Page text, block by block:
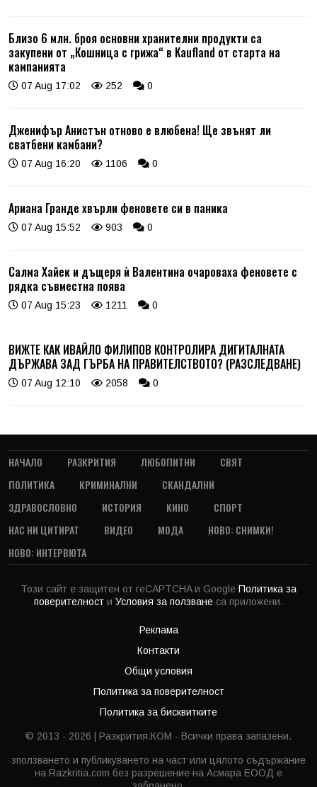
Близо 6 млн. броя основни хранителни продукти са
закупени от „Кошница с грижа“ в Kaufland от старта на
кампанията
07 Aug 17:02 252 0
Дженифър Анистън отново е влюбена! Ще звънят ли
сватбени камбани?
07 Aug 16:20 1106 0
Ариана Гранде хвърли феновете си в паника
07 Aug 15:52 903 0
Салма Хайек и дъщеря ѝ Валентина очароваха феновете с
рядка съвместна поява
07 Aug 15:23 1211 0
ВИЖТЕ КАК ИВАЙЛО ФИЛИПОВ КОНТРОЛИРА ДИГИТАЛНАТА
ДЪРЖАВА ЗАД ГЪРБА НА ПРАВИТЕЛСТВОТО? (РАЗСЛЕДВАНЕ)
07 Aug 12:10 2058 0
НАЧАЛО РАЗКРИТИЯ ЛЮБОПИТНИ
СВЯТ
ПОЛИТИКА
КРИМИНАЛНИ
СКАНДАЛНИ
ЗДРАВОСЛОВНО
ИСТОРИЯ КИНО
СПОРТ
НАС НИ ЦИТИРАТ
ВИДЕО МОДА
НОВО: СНИМКИ!
НОВО: ИНТЕРВЮТА
Този сайт е защитен от reCAPTCHA и Google Политика за
поверителност и Условия за ползване са приложени.
Реклама
Контакти
Общи условия
Политика за поверителност
Политика за бисквитките
© 2013 - 2026 | Разкрития.КОМ - Всички права запазени.
зползването и публикуването на част или цялото съдържание
на Razkritia.com без разрешение на Асмара ЕООД е